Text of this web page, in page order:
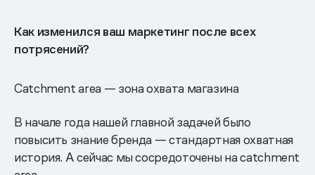
Как изменился ваш маркетинг после всех
потрясений?
Catchment area — зона охвата магазина
В начале года нашей главной задачей было
повысить знание бренда — стандартная охватная
история. А сейчас мы сосредоточены на catchment